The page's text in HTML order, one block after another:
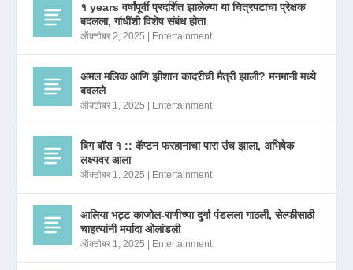
१ years वर्षांपूर्वी प्रदर्शित झालेल्या या चित्रपटाचा प्रेक्षक
बदलला, गांधींशी विशेष संबंध होता
ऑक्टोबर 2, 2025 Entertainment
अमल मलिक आणि झीशान कादरीची मैत्री झाली? मनमानी मध्ये
बदलले
ऑक्टोबर 1, 2025 Entertainment
बिग बॉस १ :: कॅप्टन फरहानाचा पारा उंच झाला, अभिषेक
लक्ष्यवर आला
ऑक्टोबर 1, 2025 Entertainment
आलिया भट्ट काजोल-राणीच्या दुर्गा पंडलला गाठली, सेल्फीसाठी
चाहत्यांनी मर्यादा ओलांडली
ऑक्टोबर 1, 2025 Entertainment